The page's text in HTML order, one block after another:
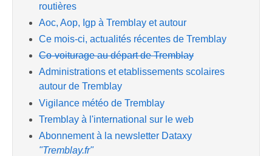
routières
Aoc, Aop, Igp à Tremblay et autour
Ce mois-ci, actualités récentes de Tremblay
Co-voiturage au départ de Tremblay
Administrations et etablissements scolaires
autour de Tremblay
Vigilance météo de Tremblay
Tremblay à l'international sur le web
Abonnement à la newsletter Dataxy
"Tremblay.fr"